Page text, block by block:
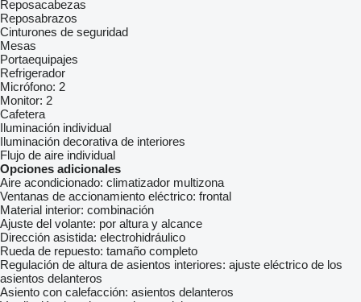
Reposacabezas
Reposabrazos
Cinturones de seguridad
Mesas
Portaequipajes
Refrigerador
Micrófono: 2
Monitor: 2
Cafetera
Iluminación individual
Iluminación decorativa de interiores
Flujo de aire individual
Opciones adicionales
Aire acondicionado: climatizador multizona
Ventanas de accionamiento eléctrico: frontal
Material interior: combinación
Ajuste del volante: por altura y alcance
Dirección asistida: electrohidráulico
Rueda de repuesto: tamaño completo
Regulación de altura de asientos interiores: ajuste eléctrico de los
asientos delanteros
Asiento con calefacción: asientos delanteros